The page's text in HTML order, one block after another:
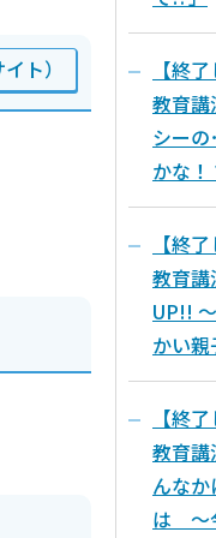
ト）
【終
教育講
シーの
かな！
【終
教育講
UP!!
かい親
【終
教育講
んな
は ～